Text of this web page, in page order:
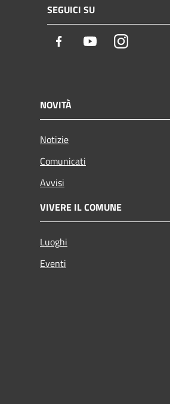
SEGUICI SU
Facebook YoutubeInstagram
NOVITÀ
Notizie
Comunicati
Avvisi
VIVERE IL COMUNE
Luoghi
Eventi